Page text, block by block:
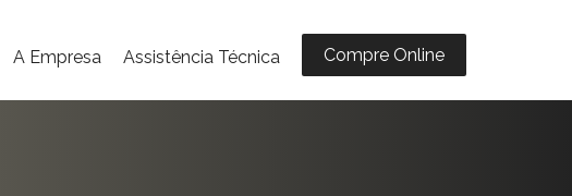
A Empresa Assistência Técnica Compre Online